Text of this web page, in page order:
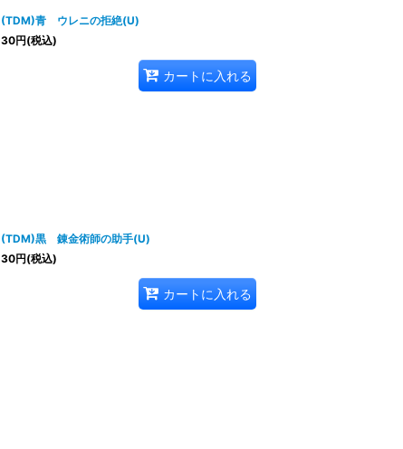
(TDM)青 ウレニの拒絶(U)
30円(税込)
カートに入れる
(TDM)黒 錬金術師の助手(U)
30円(税込)
カートに入れる